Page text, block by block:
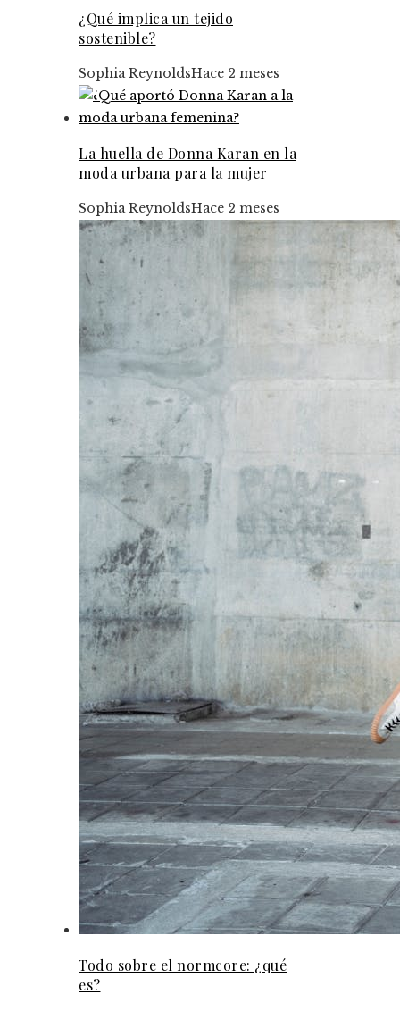
¿Qué implica un tejido
sostenible?
Sophia ReynoldsHace 2 meses
La huella de Donna Karan en la
moda urbana para la mujer
Sophia ReynoldsHace 2 meses
Todo sobre el normcore: ¿qué
es?